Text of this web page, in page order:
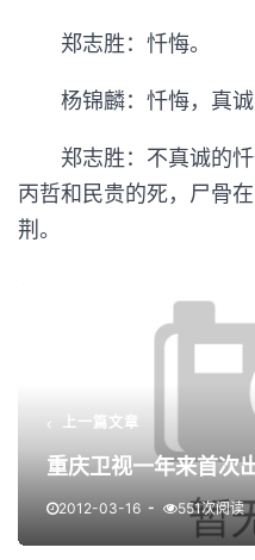
郑志胜：忏悔。
杨锦麟：忏悔，真诚
郑志胜：不真诚的忏
丙哲和民贵的死，尸骨
荆。
上一篇文章
重庆卫视一年来首次
2012-03-16 551次阅读